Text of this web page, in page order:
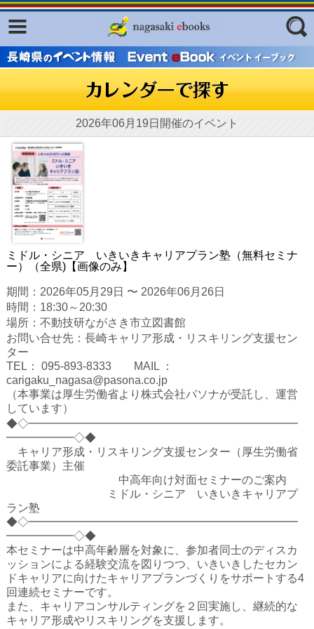
フリーワード
ジャンル
2026年06月19日開催のイベント
ミドル・シニア いきいきキャリアプラン塾（無料セミナ
ー）（全県)【画像のみ】
期間：2026年05月29日 〜 2026年06月26日
時間：18:30～20:30
場所：不動技研ながさき市立図書館
お問い合せ先：長崎キャリア形成・リスキリング支援セン
ター
TEL： 095-893-8333 MAIL ：
carigaku_nagasa@pasona.co.jp
（本事業は厚生労働省より株式会社パソナが受託し、運営
しています）
◆◇━━━━━━━━━━━━━━━━━━━━━━━━
━━━━━━◇◆
キャリア形成・リスキリング支援センター（厚生労働省
委託事業）主催
中高年向け対面セミナーのご案内
ミドル・シニア いきいきキャリアプ
ラン塾
◆◇━━━━━━━━━━━━━━━━━━━━━━━━
━━━━━━◇◆
本セミナーは中高年齢層を対象に、参加者同士のディスカ
ッションによる経験交流を図りつつ、いきいきしたセカン
ドキャリアに向けたキャリアプランづくりをサポートする4
回連続セミナーです。
また、キャリアコンサルティングを２回実施し、継続的な
キャリア形成やリスキリングを支援します。
Facebook
ふくいろキラリプロジェクト
東京観光デジタルパンフレットギャ
ラリー（TOKYO Brochures）
復興応援企画
はじめてご利用される方へ
コンテンツ
広報誌ナビ
明治日本の産業革命遺産
長崎と天草地方の潜伏キリシタン
関連遺産
大学・専門学校ナビ
ハイスクールナビ
小・中学校ナビ
いきebooks
ながよebooks
ごとうebooks
おおむらebooks
みなみしまばらebooks
はさみebooks
ながさき市ebooks
さいかいイーブックス
長崎MICE観光マップ